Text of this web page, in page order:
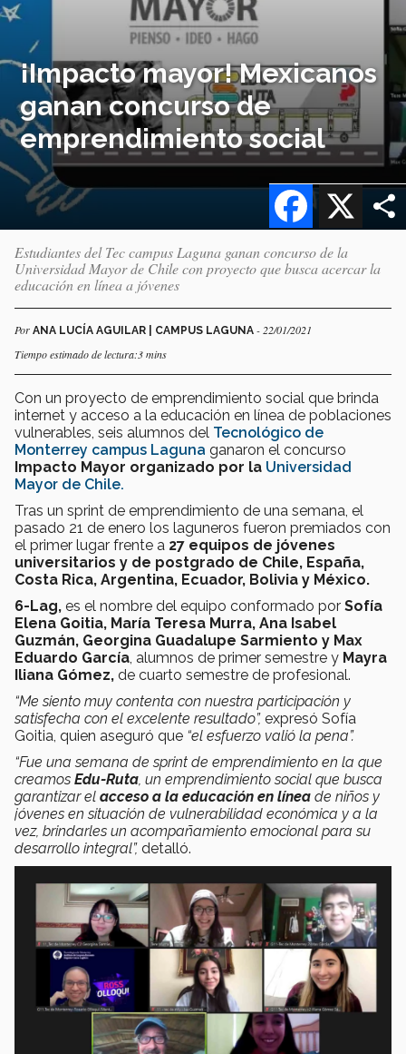
¡Impacto mayor! Mexicanos
ganan concurso de
emprendimiento social
X
Facebook
Estudiantes del Tec campus Laguna ganan concurso de la
Universidad Mayor de Chile con proyecto que busca acercar la
educación en línea a jóvenes
Por ANA LUCÍA AGUILAR | CAMPUS LAGUNA - 22/01/2021
Tiempo estimado de lectura:3 mins
Con un proyecto de emprendimiento social que brinda
internet y acceso a la educación en línea de poblaciones
vulnerables, seis alumnos del Tecnológico de
Monterrey campus Laguna ganaron el concurso
Impacto Mayor organizado por la Universidad
Mayor de Chile.
Tras un sprint de emprendimiento de una semana, el
pasado 21 de enero los laguneros fueron premiados con
el primer lugar frente a 27 equipos de jóvenes
universitarios y de postgrado de Chile, España,
Costa Rica, Argentina, Ecuador, Bolivia y México.
6-Lag, es el nombre del equipo conformado por Sofía
Elena Goitia, María Teresa Murra, Ana Isabel
Guzmán, Georgina Guadalupe Sarmiento y Max
Eduardo García , alumnos de primer semestre y Mayra
Iliana Gómez, de cuarto semestre de profesional.
“Me siento muy contenta con nuestra participación y
satisfecha con el excelente resultado”, expresó Sofía
Goitia, quien aseguró que “el esfuerzo valió la pena”.
“Fue una semana de sprint de emprendimiento en la que
creamos Edu-Ruta , un emprendimiento social que busca
garantizar el acceso a la educación en línea de niños y
jóvenes en situación de vulnerabilidad económica y a la
vez, brindarles un acompañamiento emocional para su
desarrollo integral”, detalló.